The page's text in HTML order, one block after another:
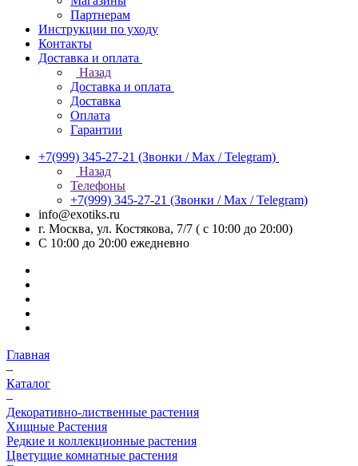
Партнерам
Инструкции по уходу
Контакты
Доставка и оплата
Назад
Доставка и оплата
Доставка
Оплата
Гарантии
+7(999) 345-27-21 (Звонки / Max / Telegram)
Назад
Телефоны
+7(999) 345-27-21 (Звонки / Max / Telegram)
info@exotiks.ru
г. Москва, ул. Костякова, 7/7 ( с 10:00 до 20:00)
С 10:00 до 20:00 ежедневно
Главная
–
Каталог
–
Декоративно-лиственные растения
Хищные Растения
Редкие и коллекционные растения
Цветущие комнатные растения